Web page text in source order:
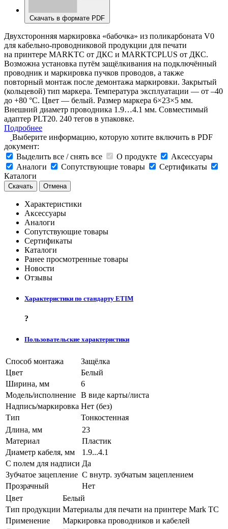
Скачать в формате PDF
Двухсторонняя маркировка «бабочка» из поликарбоната V0
для кабельно-проводниковой продукции для печати
на принтере MARKTC от ДКС и MARKTCPLUS от ДКС.
Возможна установка путём защёлкивания на подключённый
проводник и маркировка пучков проводов, а также
повторный монтаж после демонтажа маркировки. Закрытый
(кольцевой) тип маркера. Температура эксплуатации — от –40
до +80 °С. Цвет — белый. Размер маркера 6×23×5 мм.
Внешний диаметр проводника 1.9…4.1 мм. Совместимый
адаптер PLT20. 240 тегов в упаковке.
Подробнее
Выберите информацию, которую хотите включить в PDF
документ:
Выделить все / снять все
О продукте
Аксессуары
Аналоги
Сопутствующие товары
Сертификаты
Каталоги
Скачать Отмена
Характеристики
Аксессуары
Аналоги
Сопутствующие товары
Сертификаты
Каталоги
Ранее просмотренные товары
Новости
Отзывы
Характеристики по стандарту ETIM
?
Пользовательские характеристики
Способ монтажа
Защёлка
Цвет
Белый
Ширина, мм
6
Модель/исполнение В виде карты/листа
Надпись/маркировка Нет (без)
Тип
Тонкостенная
Длина, мм
23
Материал
Пластик
Диаметр кабеля, мм
1.9...4.1
С полем для надписи Да
Зубчатое зацепление С внутр. зубчатым зацеплением
Прозрачный
Нет
Цвет
Белый
Тип продукции Материалы для печати на принтере Mark TC
Применение
Маркировка проводников и кабелей